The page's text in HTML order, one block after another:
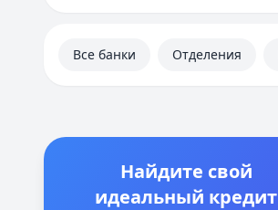
Все банки Отделения
Найдите свой
идеальный кредит